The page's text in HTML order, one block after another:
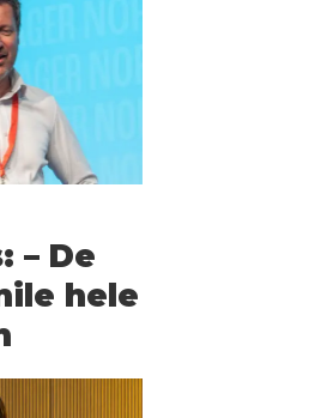
– De
hele